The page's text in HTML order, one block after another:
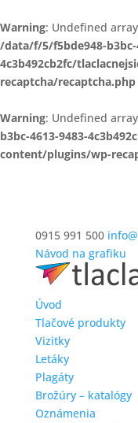
Warning: Undefined
/data/f/5/f5bde948-b3bc-
4c3b492cb2fc/
recaptcha/recaptcha.php
Warning: Undefined
b3bc-4613-9483-
content/plugins/wp-
0915 991 500
Návod na grafiku
Úvod
Tlačové produkty
Vizitky
Letáky
Plagáty
Brožúry – katalógy
Oznámenia